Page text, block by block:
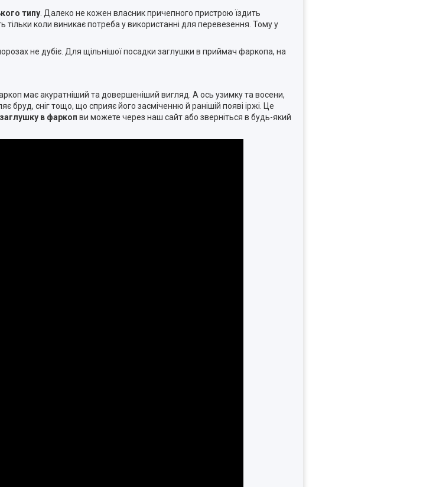
типу . Далеко не кожен власник причепного пристрою їздить
коли виникає потреба у використанні для перевезення. Тому у
не дубіє. Для щільнішої посадки заглушки в приймач фаркопа, на
має акуратніший та довершеніший вигляд. А ось узимку та восени,
сніг тощо, що сприяє його засміченню й ранішій появі іржі. Це
в фаркоп ви можете через наш сайт або зверніться в будь-який